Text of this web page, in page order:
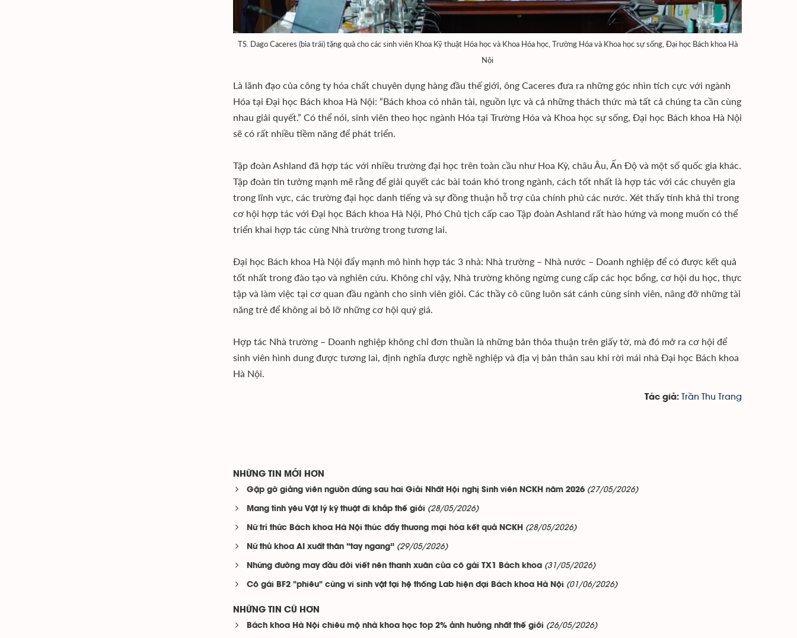
TS. Dago Caceres (bìa trái) tặng quà cho các sinh viên Khoa Kỹ thuật Hóa học và Khoa Hóa học, Trường Hóa và Khoa học sự sống, Đại học Bách khoa Hà
Nội
Là lãnh đạo của công ty hóa chất chuyên dụng hàng đầu thế giới, ông Caceres đưa ra những góc nhìn tích cực với ngành
Hóa tại Đại học Bách khoa Hà Nội: “Bách khoa có nhân tài, nguồn lực và cả những thách thức mà tất cả chúng ta cần cùng
nhau giải quyết.” Có thể nói, sinh viên theo học ngành Hóa tại Trường Hóa và Khoa học sự sống, Đại học Bách khoa Hà Nội
sẽ có rất nhiều tiềm năng để phát triển.
Tập đoàn Ashland đã hợp tác với nhiều trường đại học trên toàn cầu như Hoa Kỳ, châu Âu, Ấn Độ và một số quốc gia khác.
Tập đoàn tin tưởng mạnh mẽ rằng để giải quyết các bài toán khó trong ngành, cách tốt nhất là hợp tác với các chuyên gia
trong lĩnh vực, các trường đại học danh tiếng và sự đồng thuận hỗ trợ của chính phủ các nước. Xét thấy tính khả thi trong
cơ hội hợp tác với Đại học Bách khoa Hà Nội, Phó Chủ tịch cấp cao Tập đoàn Ashland rất hào hứng và mong muốn có thể
triển khai hợp tác cùng Nhà trường trong tương lai.
Đại học Bách khoa Hà Nội đẩy mạnh mô hình hợp tác 3 nhà: Nhà trường – Nhà nước – Doanh nghiệp để có được kết quả
tốt nhất trong đào tạo và nghiên cứu. Không chỉ vậy, Nhà trường không ngừng cung cấp các học bổng, cơ hội du học, thực
tập và làm việc tại cơ quan đầu ngành cho sinh viên giỏi. Các thầy cô cũng luôn sát cánh cùng sinh viên, nâng đỡ những tài
năng trẻ để không ai bỏ lỡ những cơ hội quý giá.
Hợp tác Nhà trường – Doanh nghiệp không chỉ đơn thuần là những bản thỏa thuận trên giấy tờ, mà đó mở ra cơ hội để
sinh viên hình dung được tương lai, định nghĩa được nghề nghiệp và địa vị bản thân sau khi rời mái nhà Đại học Bách khoa
Hà Nội.
Tác giả: Trần Thu Trang
NHỮNG TIN MỚI HƠN
Gặp gỡ giảng viên nguồn đứng sau hai Giải Nhất Hội nghị Sinh viên NCKH năm 2026 (27/05/2026)
Mang tình yêu Vật lý kỹ thuật đi khắp thế giới (28/05/2026)
Nữ trí thức Bách khoa Hà Nội thúc đẩy thương mại hóa kết quả NCKH (28/05/2026)
Nữ thủ khoa AI xuất thân “tay ngang” (29/05/2026)
Những đường may đầu đời viết nên thanh xuân của cô gái TX1 Bách khoa (31/05/2026)
Cô gái BF2 "phiêu" cùng vi sinh vật tại hệ thống Lab hiện đại Bách khoa Hà Nội (01/06/2026)
NHỮNG TIN CŨ HƠN
Bách khoa Hà Nội chiêu mộ nhà khoa học top 2% ảnh hưởng nhất thế giới (26/05/2026)